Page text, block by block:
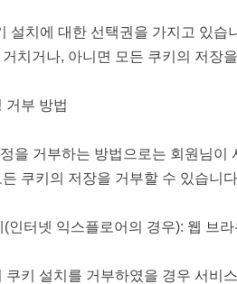
설치에 대한 선택권을 가지고 있
치거나, 아니면 모든 쿠키의 저장
거부 방법
을 거부하는 방법으로는 회원님
쿠키의 저장을 거부할 수 있습니
인터넷 익스플로어의 경우): 웹 브
쿠키 설치를 거부하였을 경우 서비